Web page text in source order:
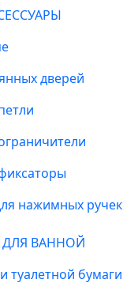
дверей
нажимных ручек
ДЛЯ ВАННОЙ
туалетной бумаги